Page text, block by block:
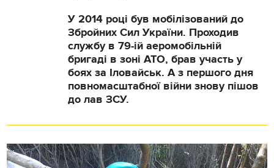
У 2014 році був мобілізований до
Збройних Сил України. Проходив
службу в 79-ій аеромобільній
бригаді в зоні АТО, брав участь у
боях за Іловайськ. А з першого дня
повномасштабної війни знову пішов
до лав ЗСУ.